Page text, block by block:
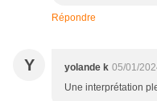
Répondre
Y yolande k 05/01/
Une interprétation